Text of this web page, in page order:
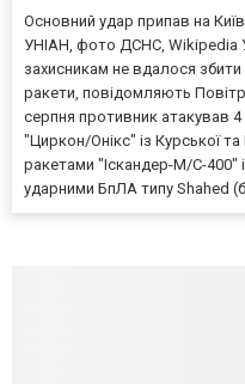
Основний удар припав на
УНІАН, фото ДСНС, Wikipedia У
захисникам не вдалося збити
ракети, повідомляють
серпня противник атакував
"Циркон/Онікс" із Курської
ракетами "Іскандер-М/С-400"
ударними БпЛА типу Shahed